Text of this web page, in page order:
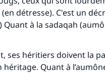
détresse). C'est un
Quant à la sadaqah
ses héritiers doivent la
Quant à